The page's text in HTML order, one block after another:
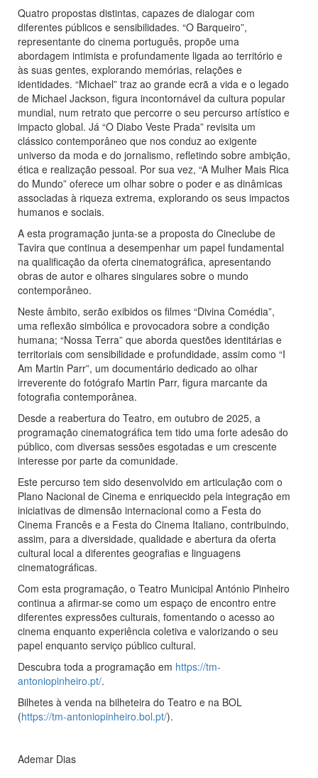
Quatro propostas distintas, capazes de dialogar com
diferentes públicos e sensibilidades. “O Barqueiro”,
representante do cinema português, propõe uma
abordagem intimista e profundamente ligada ao território e
às suas gentes, explorando memórias, relações e
identidades. “Michael” traz ao grande ecrã a vida e o legado
de Michael Jackson, figura incontornável da cultura popular
mundial, num retrato que percorre o seu percurso artístico e
impacto global. Já “O Diabo Veste Prada” revisita um
clássico contemporâneo que nos conduz ao exigente
universo da moda e do jornalismo, refletindo sobre ambição,
ética e realização pessoal. Por sua vez, “A Mulher Mais Rica
do Mundo” oferece um olhar sobre o poder e as dinâmicas
associadas à riqueza extrema, explorando os seus impactos
humanos e sociais.
A esta programação junta-se a proposta do Cineclube de
Tavira que continua a desempenhar um papel fundamental
na qualificação da oferta cinematográfica, apresentando
obras de autor e olhares singulares sobre o mundo
contemporâneo.
Neste âmbito, serão exibidos os filmes “Divina Comédia”,
uma reflexão simbólica e provocadora sobre a condição
humana; “Nossa Terra” que aborda questões identitárias e
territoriais com sensibilidade e profundidade, assim como “I
Am Martin Parr”, um documentário dedicado ao olhar
irreverente do fotógrafo Martin Parr, figura marcante da
fotografia contemporânea.
Desde a reabertura do Teatro, em outubro de 2025, a
programação cinematográfica tem tido uma forte adesão do
público, com diversas sessões esgotadas e um crescente
interesse por parte da comunidade.
Este percurso tem sido desenvolvido em articulação com o
Plano Nacional de Cinema e enriquecido pela integração em
iniciativas de dimensão internacional como a Festa do
Cinema Francês e a Festa do Cinema Italiano, contribuindo,
assim, para a diversidade, qualidade e abertura da oferta
cultural local a diferentes geografias e linguagens
cinematográficas.
Com esta programação, o Teatro Municipal António Pinheiro
continua a afirmar-se como um espaço de encontro entre
diferentes expressões culturais, fomentando o acesso ao
cinema enquanto experiência coletiva e valorizando o seu
papel enquanto serviço público cultural.
Descubra toda a programação em https://tm-
antoniopinheiro.pt/.
Bilhetes à venda na bilheteira do Teatro e na BOL
(https://tm-antoniopinheiro.bol.pt/).
Ademar Dias